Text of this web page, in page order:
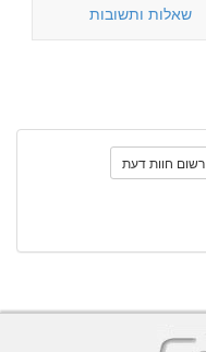
שאלות ותשובות
רשום חוות דעת